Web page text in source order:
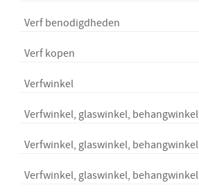
Verf benodigdheden
Verf kopen
Verfwinkel
Verfwinkel, glaswinkel, behangwinkel
Verfwinkel, glaswinkel,
Verfwinkel, glaswinkel,